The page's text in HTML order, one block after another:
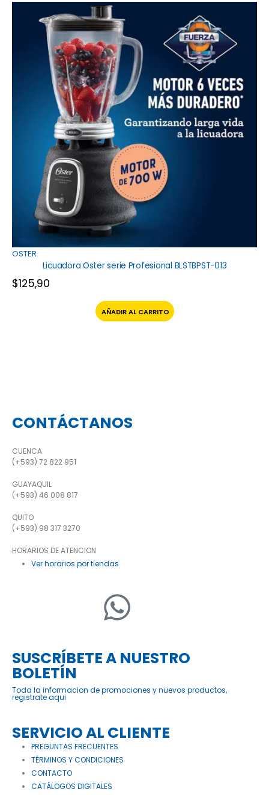
OSTER
Licuadora Oster serie Profesional BLSTBPST-013
$125,90
AÑADIR AL CARRITO
CONTÁCTANOS
CUENCA
(+593) 72 822 951
GUAYAQUIL
(+593) 46 008 817
QUITO
(+593) 98 317 3270
HORARIOS DE ATENCION
Ver horarios por tiendas
SUSCRÍBETE A NUESTRO
BOLETÍN
Toda la informacion de promociones y nuevos productos,
registrate aqui
SERVICIO AL CLIENTE
PREGUNTAS FRECUENTES
TÉRMINOS Y CONDICIONES
CONTACTO
CATÁLOGOS DIGITALES